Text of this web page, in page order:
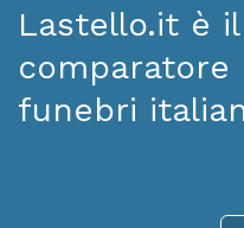
Lastello.it è
comparatore
funebri